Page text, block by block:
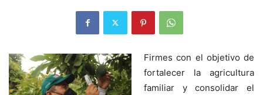
Firmes con el objetivo de
fortalecer la agricultura
familiar y consolidar el